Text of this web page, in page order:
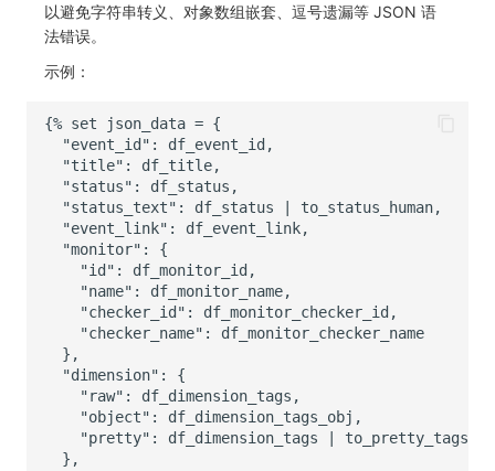
以避免字符串转义、对象数组嵌套、逗号遗漏等 JSON 语
法错误。
示例：